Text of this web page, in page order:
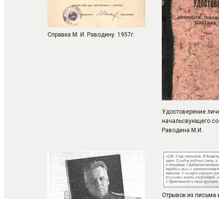
Cправка М. И. Раводину. 1957г.
Удостоверение
начальсвующего
Раводина М.И.
Отрывок из письма